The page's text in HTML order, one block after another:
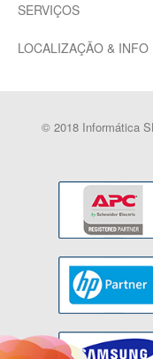
SERVIÇOS
LOCALIZAÇÃO & INFO
© 2018 Informática